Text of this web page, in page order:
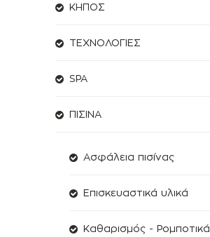
ΚΗΠΟΣ
ΤΕΧΝΟΛΟΓΙΕΣ
SPA
ΠΙΣΙΝΑ
Ασφάλεια πισίνας
Επισκευαστικά υλικά
Καθαρισμός - Ρομποτικά